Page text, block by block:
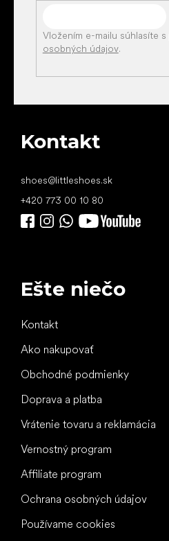
Vložením e-mailu súhlasíte s
osobných údajov.
Kontakt
shoes@littleshoes.sk
+420 773 00 10 80
Ešte niečo
Kontakt
Ako nakupovať
Obchodné podmienky
Doprava a platba
Vrátenie tovaru a reklamácia
Vernostný program
Affiliate program
Ochrana osobných údajov
Používame cookies